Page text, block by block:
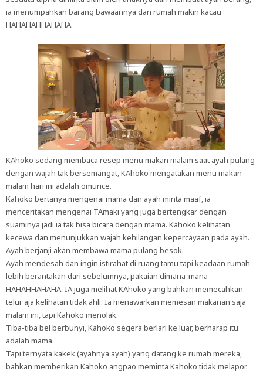
ia menumpahkan barang bawaannya dan rumah makin kacau
HAHAHAHHAHAHA.
KAhoko sedang membaca resep menu makan malam saat ayah pulang
dengan wajah tak bersemangat, KAhoko mengatakan menu makan
malam hari ini adalah omurice.
Kahoko bertanya mengenai mama dan ayah minta maaf, ia
menceritakan mengenai TAmaki yang juga bertengkar dengan
suaminya jadi ia tak bisa bicara dengan mama. Kahoko kelihatan
kecewa dan menunjukkan wajah kehilangan kepercayaan pada ayah.
Ayah berjanji akan membawa mama pulang besok.
Ayah mendesah dan ingin istirahat di ruang tamu tapi keadaan rumah
lebih berantakan dari sebelumnya, pakaian dimana-mana
HAHAHHAHAHA. IA juga melihat KAhoko yang bahkan memecahkan
telur aja kelihatan tidak ahli. Ia menawarkan memesan makanan saja
malam ini, tapi Kahoko menolak.
Tiba-tiba bel berbunyi, Kahoko segera berlari ke luar, berharap itu
adalah mama.
Tapi ternyata kakek (ayahnya ayah) yang datang ke rumah mereka,
bahkan memberikan Kahoko angpao meminta Kahoko tidak melapor.